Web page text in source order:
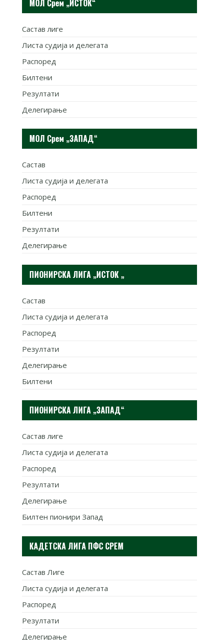
МОЛ Срем „ИСТОК“
Састав лиге
Листа судија и делегата
Распоред
Билтени
Резултати
Делегирање
МОЛ Срем „ЗАПАД“
Састав
Листа судија и делегата
Распоред
Билтени
Резултати
Делегирање
ПИОНИРСКА ЛИГА „ИСТОК „
Састав
Листа судија и делегата
Распоред
Резултати
Делегирање
Билтени
ПИОНИРСКА ЛИГА „ЗАПАД“
Састав лиге
Листа судија и делегата
Распоред
Резултати
Делегирање
Билтен пионири Запад
КАДЕТСКА ЛИГА ПФС СРЕМ
Састав Лиге
Листа судија и делегата
Распоред
Резултати
Делегирање